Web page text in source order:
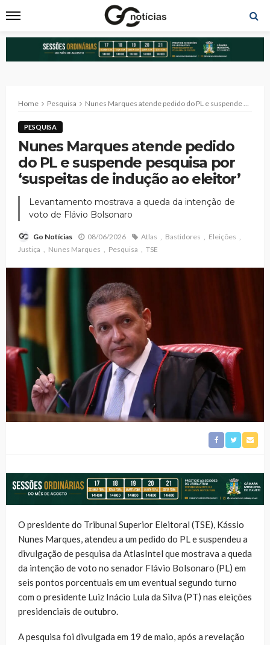
Home Pesquisa Nunes Marques atende pedido do PL e suspende pesquisa por ‘suspeitas de indução ao eleitor’
PESQUISA
Nunes Marques atende pedido
do PL e suspende pesquisa por
‘suspeitas de indução ao eleitor’
Levantamento mostrava a queda da intenção de
voto de Flávio Bolsonaro
Go Notícias 08/06/2026 Atlas Bastidores
Eleições
Justiça
Nunes Marques Pesquisa TSE
O presidente do Tribunal Superior Eleitoral (TSE), Kássio
Nunes Marques, atendeu a um pedido do PL e suspendeu a
divulgação de pesquisa da AtlasIntel que mostrava a queda
da intenção de voto no senador Flávio Bolsonaro (PL) em
seis pontos porcentuais em um eventual segundo turno
com o presidente Luiz Inácio Lula da Silva (PT) nas eleições
presidenciais de outubro.
A pesquisa foi divulgada em 19 de maio, após a revelação